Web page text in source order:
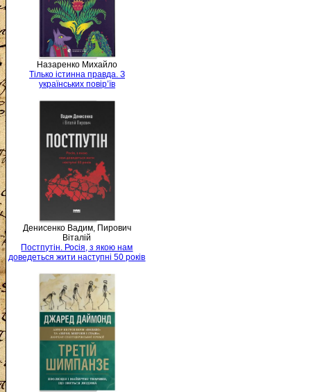
Назаренко Михайло
Тілько істинна правда. З
українських повір’їв
Денисенко Вадим, Пирович
Віталій
Постпутін. Росія, з якою нам
доведеться жити наступні 50 років